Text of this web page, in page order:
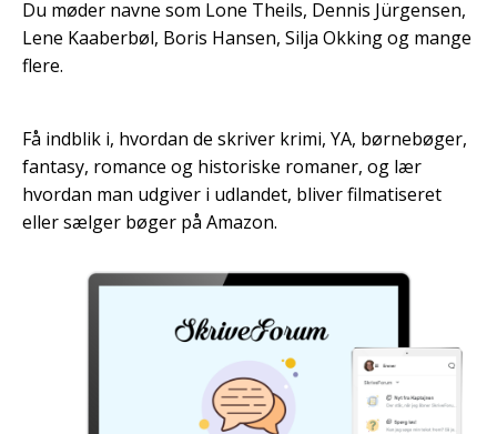
Du møder navne som Lone Theils, Dennis Jürgensen,
Lene Kaaberbøl, Boris Hansen, Silja Okking og mange
flere.
Få indblik i, hvordan de skriver krimi, YA, børnebøger,
fantasy, romance og historiske romaner, og lær
hvordan man udgiver i udlandet, bliver filmatiseret
eller sælger bøger på Amazon.